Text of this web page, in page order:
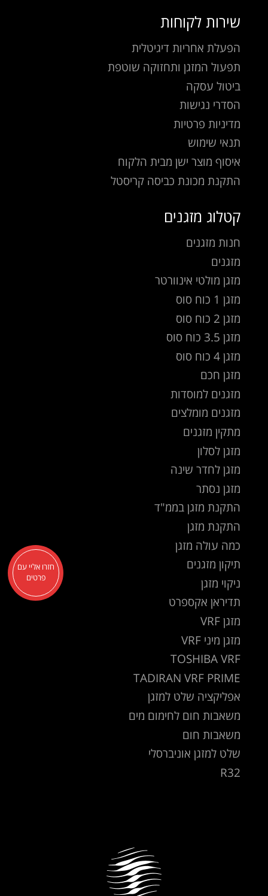
שירות לקוחות
הפעלת אחריות דיגיטלית
תפעול המזגן ותחזוקה שוטפת
ביטול עסקה
הסדרי נגישות
מדיניות פרטיות
תנאי שימוש
איסוף מוצר ישן מבית הלקוח
התקנת מכונת כביסה קריסטל
קטלוג מזגנים
חנות מזגנים
מזגנים
מזגן מולטי אינוורטר
מזגן 1 כוח סוס
מזגן 2 כוח סוס
מזגן 3.5 כוח סוס
מזגן 4 כוח סוס
מזגן חכם
מזגנים למוסדות
מזגנים מומלצים
מתקין מזגנים
מזגן לסלון
מזגן לחדר שינה
מזגן נסתר
התקנת מזגן בממ"ד
התקנת מזגן
כמה עולה מזגן
תיקון מזגנים
ניקוי מזגן
תדיראן אקספרט
מזגן VRF
מזגן מיני VRF
TOSHIBA VRF
TADIRAN VRF PRIME
אפליקציה שלט למזגן
משאבות חום לחימום מים
משאבות חום
שלט למזגן אוניברסלי
R32
חזרו אליי עם
פרטים